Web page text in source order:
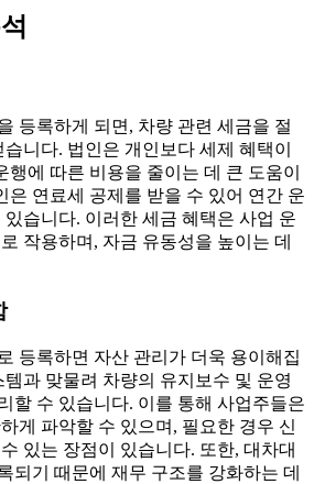
등록하게 되면, 차량 관련 세금을 절
니다. 법인은 개인보다 세제 혜택이
행에 따른 비용을 줄이는 데 큰 도움이
은 연료세 공제를 받을 수 있어 연간 운
습니다. 이러한 세금 혜택은 사업 운
작용하며, 자금 유동성을 높이는 데
등록하면 자산 관리가 더욱 용이해집
과 맞물려 차량의 유지보수 및 운영
할 수 있습니다. 이를 통해 사업주들은
게 파악할 수 있으며, 필요한 경우 신
있는 장점이 있습니다. 또한, 대차대
되기 때문에 재무 구조를 강화하는 데